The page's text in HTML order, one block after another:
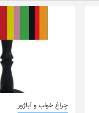
چراغ خواب و آباژور